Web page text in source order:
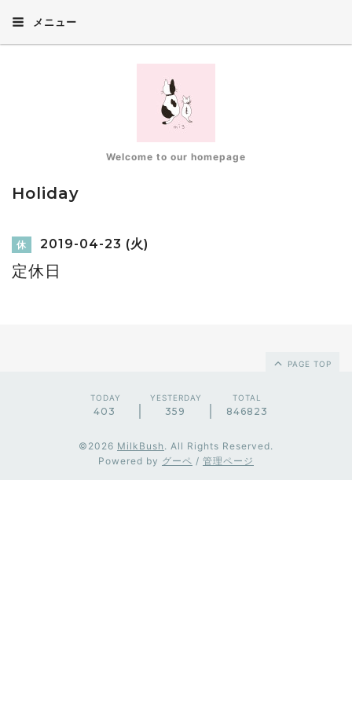
メニュー
Welcome to our homepage
Holiday
休 2019-04-23 (火)
定休日
PAGE TOP
TODAY
403
YESTERDAY
359
TOTAL
846823
©2026 MilkBush . All Rights Reserved.
Powered by グーペ / 管理ページ